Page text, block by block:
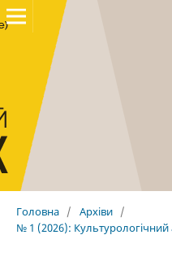
Головна / Архіви /
№ 1 (2026):